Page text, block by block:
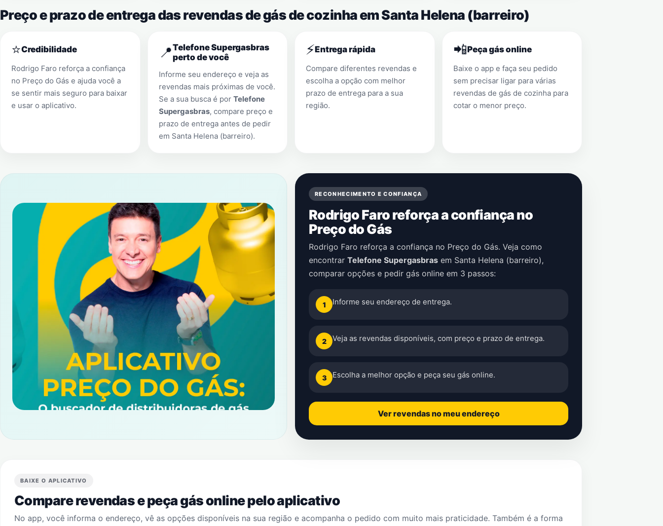
Preço e prazo de entrega das revendas de gás de cozinha em Santa Helena (barreiro)
⭐Credibilidade
Rodrigo Faro reforça a confiança
no Preço do Gás e ajuda você a
se sentir mais seguro para baixar
e usar o aplicativo.
📍Telefone Supergasbras
perto de você
Informe seu endereço e veja as
revendas mais próximas de você.
Se a sua busca é por Telefone
Supergasbras, compare preço e
prazo de entrega antes de pedir
em Santa Helena (barreiro).
⚡Entrega rápida
Compare diferentes revendas e
escolha a opção com melhor
prazo de entrega para a sua
região.
📲Peça gás online
Baixe o app e faça seu pedido
sem precisar ligar para várias
revendas de gás de cozinha para
cotar o menor preço.
RECONHECIMENTO E CONFIANÇA
Rodrigo Faro reforça a confiança no
Preço do Gás
Rodrigo Faro reforça a confiança no Preço do Gás. Veja como
encontrar Telefone Supergasbras em Santa Helena (barreiro),
comparar opções e pedir gás online em 3 passos:
1 Informe seu endereço de entrega.
2 Veja as revendas disponíveis, com preço e prazo de entrega.
3 Escolha a melhor opção e peça seu gás online.
Ver revendas no meu endereço
BAIXE O APLICATIVO
Compare revendas e peça gás online pelo aplicativo
No app, você informa o endereço, vê as opções disponíveis na sua região e acompanha o pedido com muito mais praticidade. Também é a forma